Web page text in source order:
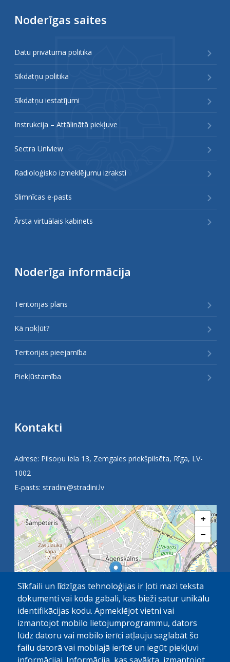
Noderīgas saites
Datu privātuma politika
Sīkdatņu politika
Sīkdatņu iestatījumi
Instrukcija – Attālinātā piekļuve
Sectra Uniview
Radioloģisko izmeklējumu izraksti
Slimnīcas e-pasts
Ārsta virtuālais kabinets
Noderīga informācija
Teritorijas plāns
Kā nokļūt?
Teritorijas pieejamība
Piekļūstamība
Kontakti
Adrese: Pilsoņu iela 13, Zemgales priekšpilsēta, Rīga, LV-
1002
E-pasts: stradini@stradini.lv
+
−
1 km OpenStreetMap contributors
Sīkfaili un līdzīgas tehnoloģijas ir ļoti mazi teksta
dokumenti vai koda gabali, kas bieži satur unikālu
identifikācijas kodu. Apmeklējot vietni vai
izmantojot mobilo lietojumprogrammu, dators
lūdz datoru vai mobilo ierīci atļauju saglabāt šo
failu datorā vai mobilajā ierīcē un iegūt piekļuvi